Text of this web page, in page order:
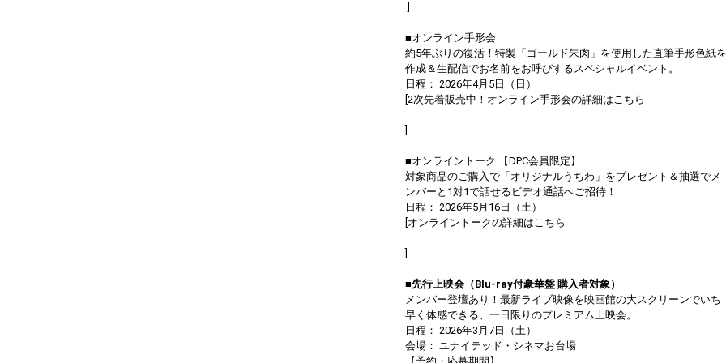
■オンライン手形会
約5年ぶりの復活！特製「ゴールド朱肉」を使用した直筆手形色紙を
作成＆生配信でお名前をお呼びするスペシャルイベント。
日程： 2026年4月5日（日）
[2次先着販売中！オンライン手形会の詳細はこちら
■オンライントーク 【DPC会員限定】
対象商品のご購入で「オリジナルうちわ」をプレゼント＆抽選でメ
ンバーと1対1で話せるビデオ通話へご招待！
日程： 2026年5月16日（土）
[オンライントークの詳細はこちら
■先行上映会（Blu-ray付豪華盤 購入者対象）
メンバー登壇あり！最新ライブ映像を映画館の大スクリーンでいち
早く体感できる、一日限りのプレミアム上映会。
日程： 2026年3月7日（土）
会場： ユナイテッド・シネマお台場